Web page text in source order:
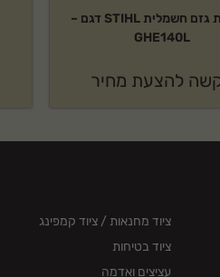
מרסקת גזם חשמלית STIHL דגם –
GHE140L
להצעת מחיר
ציוד מחנאות / ציוד קמפינג
ציוד בטיחות
עציצים ואדמה